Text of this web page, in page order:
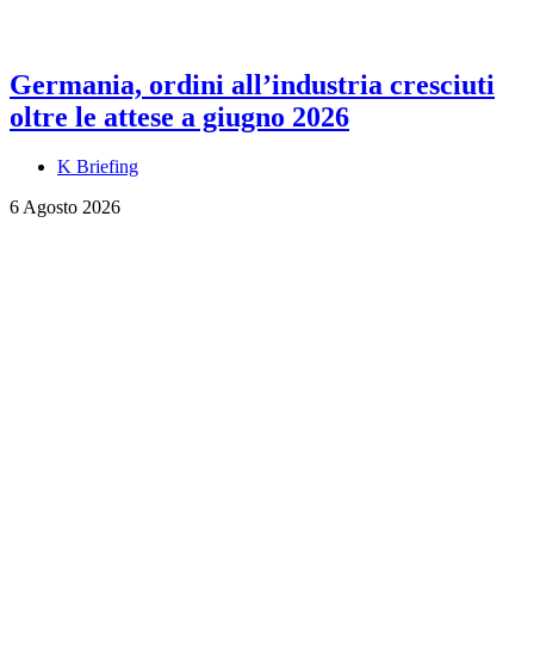
Germania, ordini all’industria cresciuti
oltre le attese a giugno 2026
K Briefing
6 Agosto 2026